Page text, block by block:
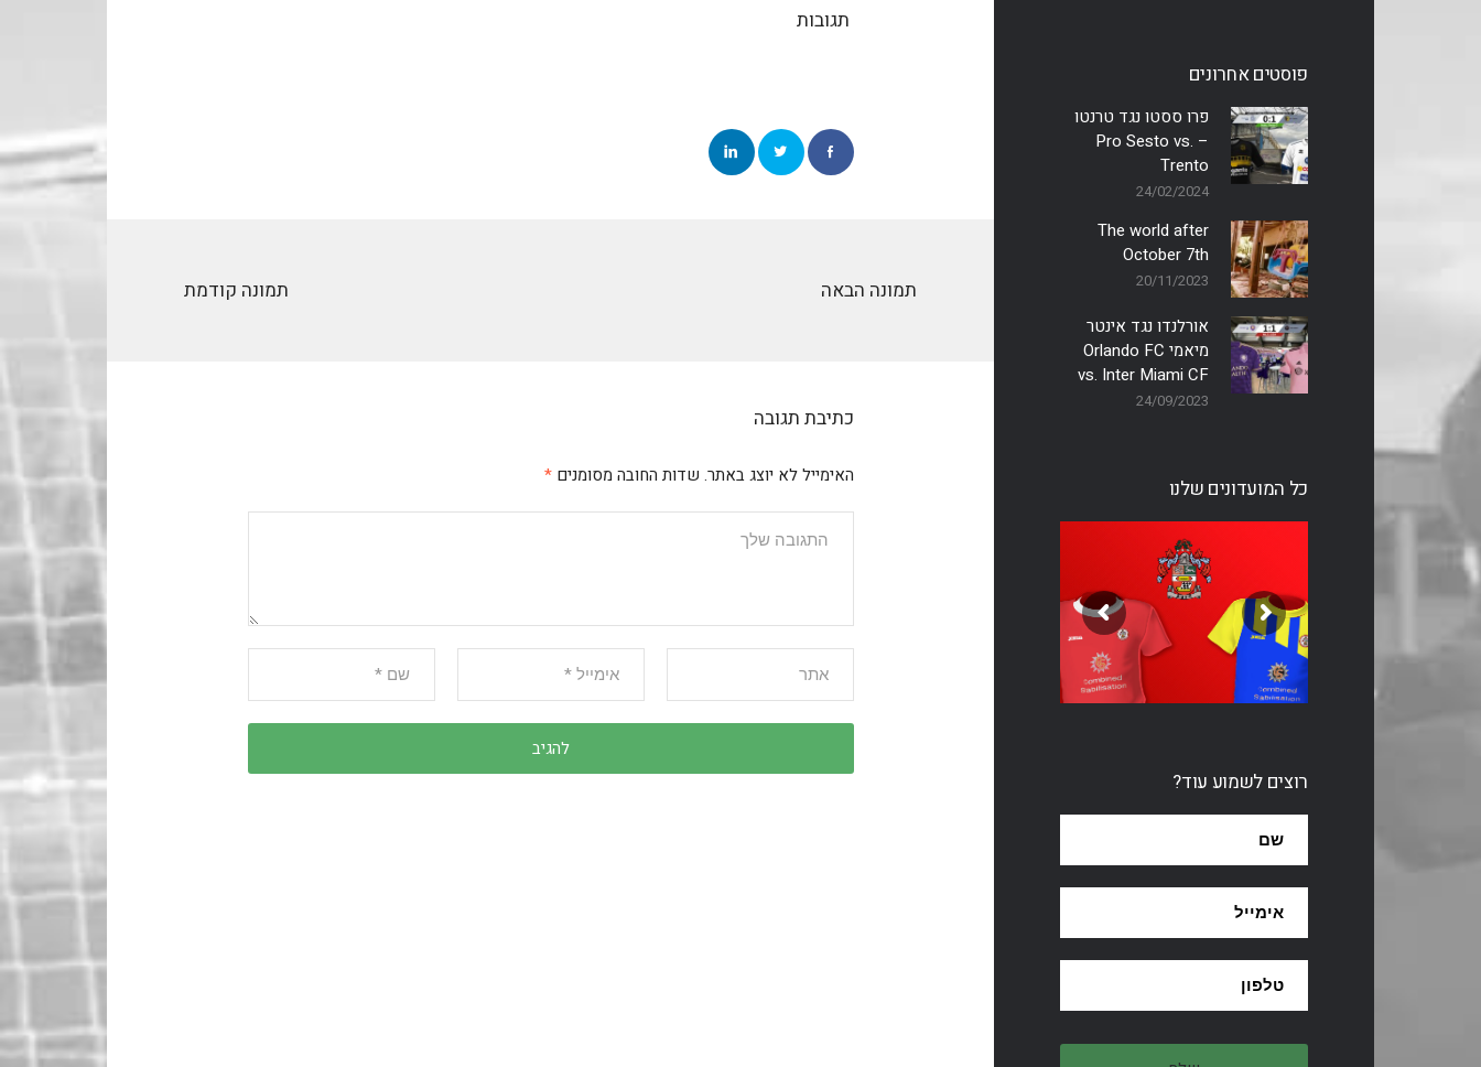
פוסטים אחרונים
פרו ססטו נגד טרנטו
– Pro Sesto vs.
Trento
24/02/2024
The world after
October 7th
20/11/2023
אורלנדו נגד אינטר
מיאמי Orlando FC
vs. Inter Miami CF
24/09/2023
כל המועדונים שלנו
רוצים לשמוע עוד?
תגובות
תמונה קודמת תמונה הבאה
כתיבת תגובה
האימייל לא יוצג באתר. שדות החובה מסומנים*